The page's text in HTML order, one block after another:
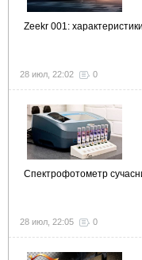
Zeekr 001:
28 июл, 22:02 0
Спектрофотометр
28 июл, 22:05 0